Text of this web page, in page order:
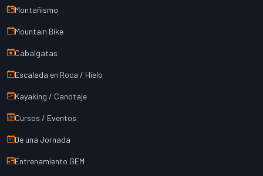
Montañismo
Mountain Bike
Cabalgatas
Escalada en Roca / Hielo
Kayaking / Canotaje
Cursos / Eventos
De una Jornada
Entrenamiento GEM